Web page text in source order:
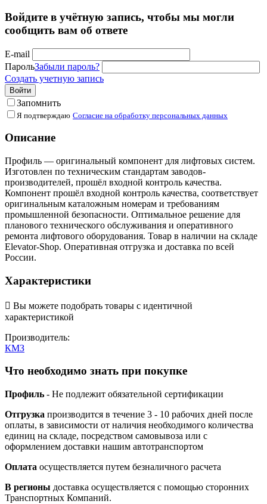
Войдите в учётную запись, чтобы мы могли
сообщить вам об ответе
E-mail
ПарольЗабыли пароль?
Создать учетную запись
Войти
Запомнить
Я подтверждаю Согласие на обработку персональных данных
Описание
Профиль — оригинальный компонент для лифтовых систем.
Изготовлен по техническим стандартам заводов-
производителей, прошёл входной контроль качества.
Компонент прошёл входной контроль качества, соответствует
оригинальным каталожным номерам и требованиям
промышленной безопасности. Оптимальное решение для
планового технического обслуживания и оперативного
ремонта лифтового оборудования. Товар в наличии на складе
Elevator-Shop. Оперативная отгрузка и доставка по всей
России.
Характеристики
 Вы можете подобрать товары с идентичной
характеристикой
Производитель:
КМЗ
Что необходимо знать при покупке
Профиль - Не подлежит обязательной сертификации
Отгрузка производится в течение 3 - 10 рабочих дней после
оплаты, в зависимости от наличия необходимого количества
единиц на складе, посредством самовывоза или с
оформлением доставки нашим автотранспортом
Оплата осуществляется путем безналичного расчета
В регионы доставка осуществляется с помощью сторонних
Транспортных Компаний.